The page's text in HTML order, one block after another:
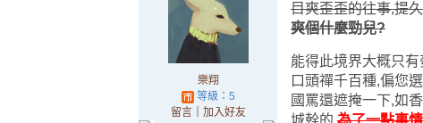
樂翔
等級：5
留言｜ 加入好友
目爽歪歪的往事,提
爽個什麼勁兒?
能得此境界大概只
口頭禪千百種,偏您
國罵還遮掩一下,如
城幹的,為了一點事